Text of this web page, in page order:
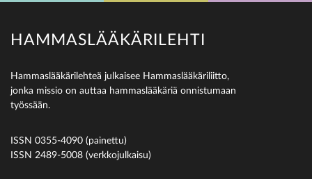
HAMMASLÄÄKÄRILEHTI
Hammaslääkärilehteä julkaisee Hammaslääkäriliitto,
jonka missio on auttaa hammaslääkäriä onnistumaan
työssään.
ISSN 0355-4090 (painettu)
ISSN 2489-5008 (verkkojulkaisu)